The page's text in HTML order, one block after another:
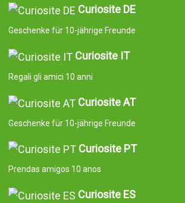
Curiosite DE
Geschenke für 10-jährige Freunde
Curiosite IT
Regali gli amici 10 anni
Curiosite AT
Geschenke für 10-jährige Freunde
Curiosite PT
Prendas amigos 10 anos
Curiosite ES